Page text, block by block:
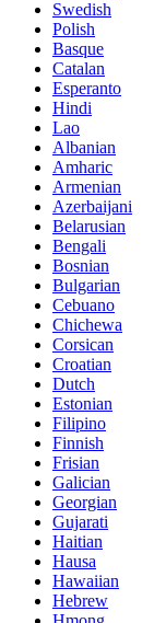
Swedish
Polish
Basque
Catalan
Esperanto
Hindi
Lao
Albanian
Amharic
Armenian
Azerbaijani
Belarusian
Bengali
Bosnian
Bulgarian
Cebuano
Chichewa
Corsican
Croatian
Dutch
Estonian
Filipino
Finnish
Frisian
Galician
Georgian
Gujarati
Haitian
Hausa
Hawaiian
Hebrew